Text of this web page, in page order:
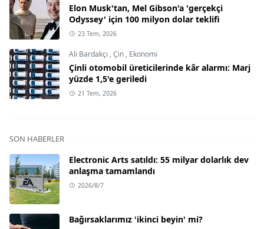
Elon Musk'tan, Mel Gibson'a 'gerçekçi
Odyssey' için 100 milyon dolar teklifi
23 Tem, 2026
Ali Bardakçı ,Çin , Ekonomi
Çinli otomobil üreticilerinde kâr alarmı: Marj
yüzde 1,5'e geriledi
21 Tem, 2026
SON HABERLER
Electronic Arts satıldı: 55 milyar dolarlık dev
anlaşma tamamlandı
2026/8/7
Bağırsaklarımız 'ikinci beyin' mi?